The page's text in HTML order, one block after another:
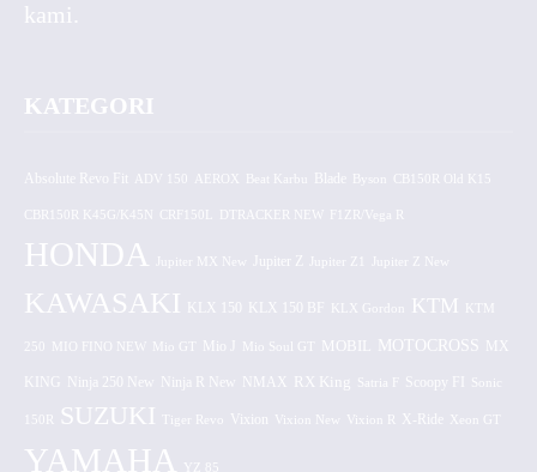
kami.
KATEGORI
Absolute Revo Fit ADV 150 AEROX CB150R Old K15
CBR150R K45G/K45N CRF150L DTRACKER NEW F1ZR/Vega R
HONDA Jupiter MX New Jupiter Z
KAWASAKI KLX 150 KLX 150 BF KLX Gordon KTM KTM
250 MIO FINO NEW Mio GT Mio J Mio Soul GT MOBIL MOTOCROSS MX
KING Ninja 250 New Ninja R New NMAX RX King Satria F Scoopy FI Sonic
150R SUZUKI Tiger Revo Vixion Vixion New Vixion R X-Ride Xeon GT
YAMAHA YZ 85